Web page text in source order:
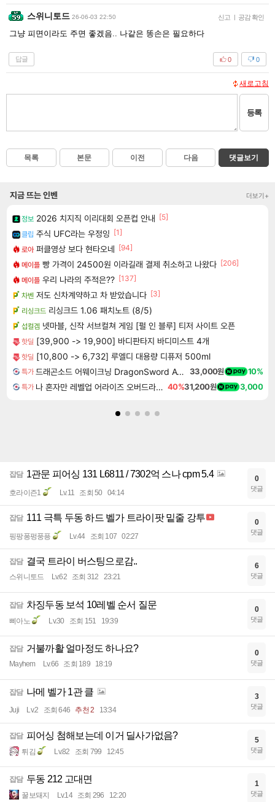
스위니토드 26-06-03 22:50 신고 | 공감 확인
그냥 피면이라도 주면 좋겠음.. 나같은 똥손은 필요하다
답글 0
0
새로고침
등록
목록 본문 이전 다음 댓글보기
지금 뜨는 인벤 더보기+
정보 2026 치지직 이리대회 오픈컵 안내 [5]
클립 주식 UFC라는 우정잉 [1]
로아 퍼클영상 보다 현타오네 [94]
메이플 빵 가격이 24500원 이라길래 결제 취소하고 나왔다 [206]
메이플 우리 나라의 주적은?? [137]
차벤 저도 신차계약하고 차 받았습니다 [3]
리싱크드 리싱크드 1.06 패치노트 (8/5)
섭컬겜 넷마블, 신작 서브컬쳐 게임 [펄 인 블루] 티저 사이트 오픈
핫딜 [39,900 -> 19,900] 바디판타지 바디미스트 4개
핫딜 [10,800 -> 6,732] 루엘디 대용량 디퓨저 500ml
특가 드래곤소드 어웨이크닝 DragonSword Awakening 33,000원 10%
특가 나 혼자만 레벨업 어라이즈 오버드라이브 디럭스 에디션 Solo Leveling Arise Overdrive Deluxe Edition 40%31,200원 3,000
잡담 1관문 피어싱 131 L6811 / 7302억 스나 cpm 5.4
호라이즌1 Lv.11 조회 50 04:14
0
댓글
잡담 111 극특 두동 하드 벨가 트라이팟 밑줄 강투
핑팡퐁펑풍픙 Lv.44 조회 107 02:27
0
댓글
잡담 결국 트라이 버스팅으로감..
스위니토드 Lv.62 조회 312 23:21
6
댓글
잡담 차징두동 보석 10레벨 순서 질문
삐아노 Lv.30 조회 151 19:39
0
댓글
잡담 거불까활 얼마정도 하나요?
Mayhem Lv.66 조회 189 18:19
0
댓글
잡담 나메 벨가 1관 클
Juji Lv.2 조회 646 추천 2 13:34
3
댓글
잡담 피어싱 첨해보는데 이거 딜사가없음?
튀김 Lv.82 조회 799 12:45
5
댓글
잡담 두동 212 고대면
꿀보돼지 Lv.14 조회 296 12:20
1
댓글